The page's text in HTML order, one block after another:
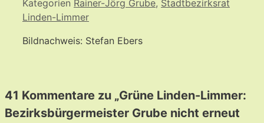
Kategorien Rainer-Jörg Grube, Stadtbezirksrat
Linden-Limmer
Bildnachweis: Stefan Ebers
41 Kommentare zu „Grüne Linden-Limmer:
Bezirksbürgermeister Grube nicht erneut